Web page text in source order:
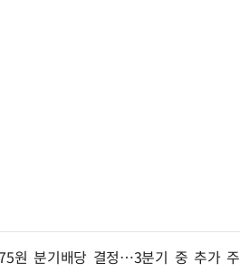
원 분기배당 결정…3분기 중 추가